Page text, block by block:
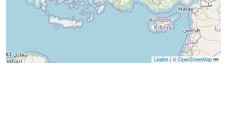
Leaflet
| ©OpenStreetMap